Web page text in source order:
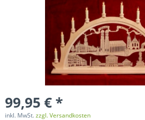
99,95 € *
inkl. MwSt.zzgl. Versandkosten